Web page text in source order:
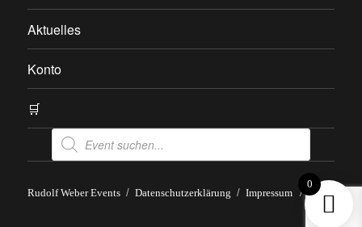
Aktuelles
Konto
🛒
Products
search
Rudolf Weber Events Datenschutzerklärung Impressum / AGB
0